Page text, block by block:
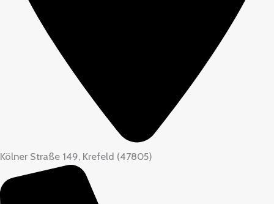
Kölner Straße 149, Krefeld (47805)